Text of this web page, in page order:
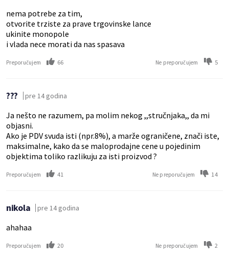
nema potrebe za tim,
otvorite trziste za prave trgovinske lance
ukinite monopole
i vlada nece morati da nas spasava
Preporučujem 66 Ne preporučujem 5
??? pre 14 godina
Ja nešto ne razumem, pa molim nekog ,,stručnjaka,, da mi
objasni.
Ako je PDV svuda isti (npr.8%), a marže ograničene, znači iste,
maksimalne, kako da se maloprodajne cene u pojedinim
objektima toliko razlikuju za isti proizvod ?
Preporučujem 41 Ne preporučujem 14
nikola pre 14 godina
ahahaa
Preporučujem 20 Ne preporučujem 2